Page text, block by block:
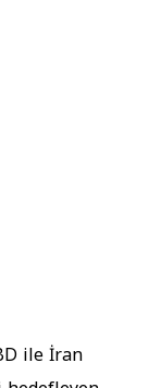
ile İran